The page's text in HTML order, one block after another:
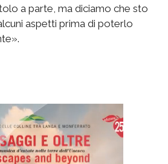
a parte, ma diciamo che sto
aspetti prima di poterlo